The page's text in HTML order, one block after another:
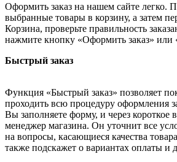
Оформить заказ на нашем сайте легко.
выбранные товары в корзину, а затем
Корзина, проверьте правильность
нажмите кнопку «Оформить заказ» или
Быстрый заказ
Функция «Быстрый заказ» позволяет
проходить всю процедуру оформления
Вы заполняете форму, и через короткое
менеджер магазина. Он уточнит все
на вопросы, касающиеся качества
также подскажет о вариантах оплаты и